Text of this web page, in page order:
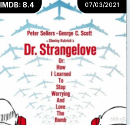
IMDB: 8.4 07/03/2021